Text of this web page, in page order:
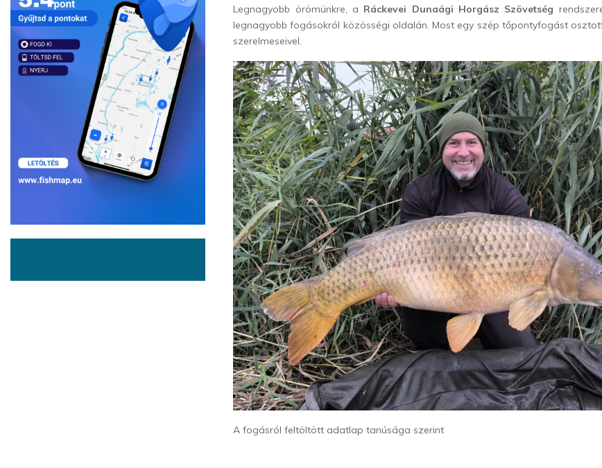
Legnagyobb örömünkre, a Ráckevei Dunaági Horgász Szövetség
legnagyobb fogásokról közösségi oldalán. Most egy szép tőpontyfogást
szerelmeseivel.
A fogásról feltöltött adatlap tanúsága szerint